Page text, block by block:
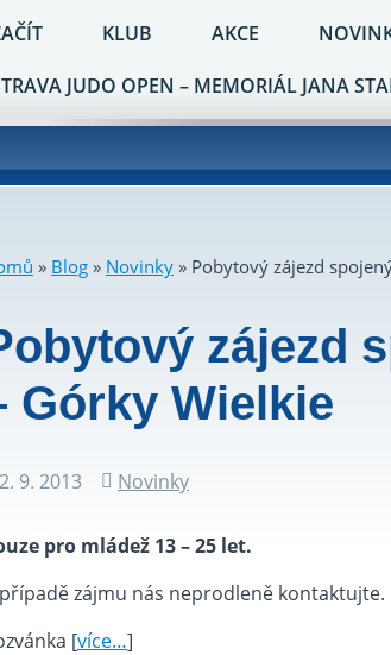
KLUB AKCE
JUDO OPEN – MEMORIÁL JANA
» Blog » Novinky » Pobytový zájezd
zájezd
Górky Wielkie
2. 9. 2013 Rubriky
Novinky
pro mládež 13 – 25 let.
zájmu nás neprodleně kontaktujte.
[více…]